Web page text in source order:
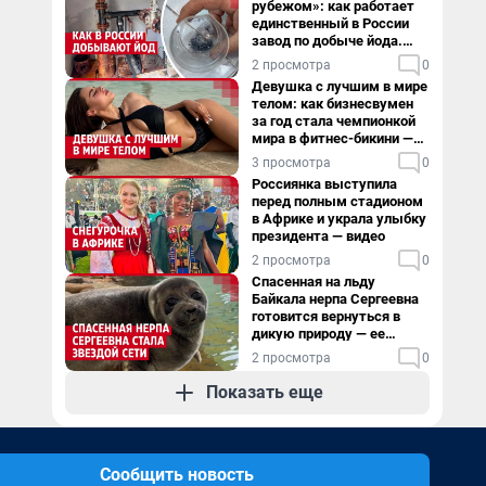
рубежом»: как работает
единственный в России
завод по добыче йода.
Видео
2 просмотра 0
Девушка с лучшим в мире
телом: как бизнесвумен
за год стала чемпионкой
мира в фитнес-бикини —
видео
3 просмотра 0
Россиянка выступила
перед полным стадионом
в Африке и украла улыбку
президента — видео
2 просмотра 0
Спасенная на льду
Байкала нерпа Сергеевна
готовится вернуться в
дикую природу — ее
видеоистория
2 просмотра 0
Показать еще
Сообщить новость